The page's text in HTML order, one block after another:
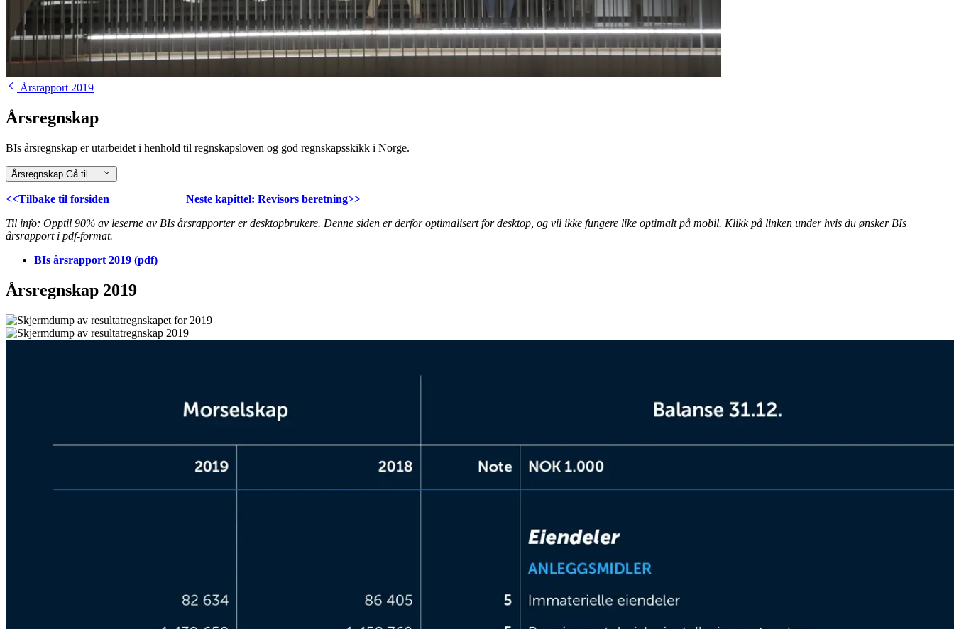
Årsrapport 2019
Årsregnskap
BIs årsregnskap er utarbeidet i henhold til regnskapsloven og god regnskapsskikk i Norge.
Årsregnskap Gå til ...
<<Tilbake til forsiden
Neste kapittel: Revisors beretning>>
Til info: Opptil 90% av leserne av BIs årsrapporter er desktopbrukere. Denne siden er derfor optimalisert for desktop, og vil ikke fungere like optimalt på mobil. Klikk på linken under hvis du ønsker BIs
årsrapport i pdf-format.
BIs årsrapport 2019 (pdf)
Årsregnskap 2019